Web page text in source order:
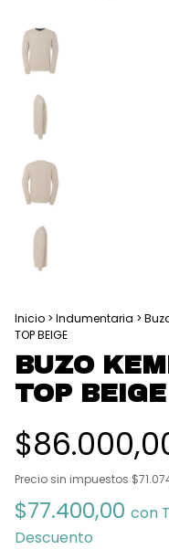
Inicio > Indumentaria >
TOP BEIGE
BUZO
TOP BEIGE
Precio sin impuestos
$77.400,00 con
Descuento